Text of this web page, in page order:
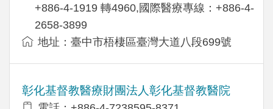
+886-4-1919 轉4960,國際醫療專線：+886-4-
2658-3899
地址：臺中市梧棲區臺灣大道八段699號
彰化基督教醫療財團法人彰化基督教醫院